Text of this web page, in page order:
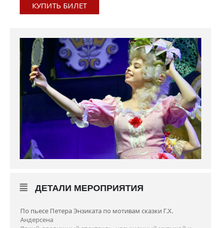
КУПИТЬ БИЛЕТ
ДЕТАЛИ МЕРОПРИЯТИЯ
По пьесе Петера Энзиката по мотивам сказки Г.Х.
Андерсена